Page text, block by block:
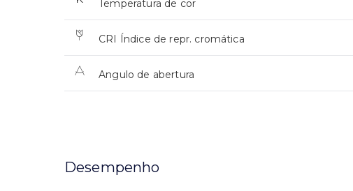
Temperatura de cor
CRI Índice de repr. cromática
Angulo de abertura
Desempenho